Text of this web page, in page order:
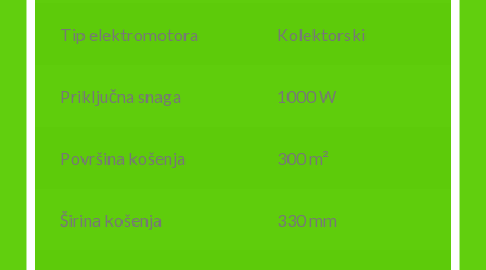
Tip elektromotora Kolektorski
Priključna snaga 1000 W
Površina košenja 300 m²
Širina košenja 330 mm